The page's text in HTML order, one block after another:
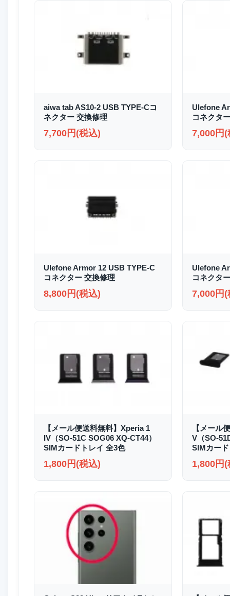
aiwa tab AS10-2 USB TYPE-Cコ
ネクター 交換修理
7,700円(税込)
Ulefone
コネクタ
7,000円(
Ulefone Armor 12 USB TYPE-C
コネクター 交換修理
8,800円(税込)
Ulefone
コネクタ
7,000円(
【メール便送料無料】Xperia 1
IV（SO-51C SOG06 XQ-CT44）
SIMカードトレイ 全3色
1,800円(税込)
【メール
V（SO-
SIMカー
1,800円(